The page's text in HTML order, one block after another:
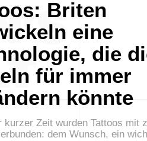
Briten
eine
die
für immer
könnte
kurzer Zeit wurden Tattoos mit
dem Wunsch, ein